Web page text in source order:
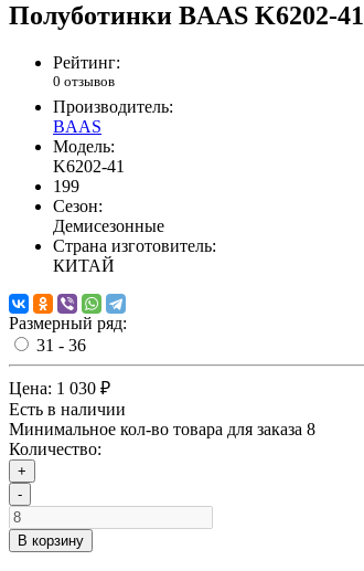
Полуботинки BAAS K6202-41
Рейтинг:
0 отзывов
Производитель:
BAAS
Модель:
K6202-41
199
Сезон:
Демисезонные
Страна изготовитель:
КИТАЙ
Размерный ряд:
31 - 36
Цена: 1 030 ₽
Есть в наличии
Минимальное кол-во товара для заказа 8
Количество:
+
-
В корзину